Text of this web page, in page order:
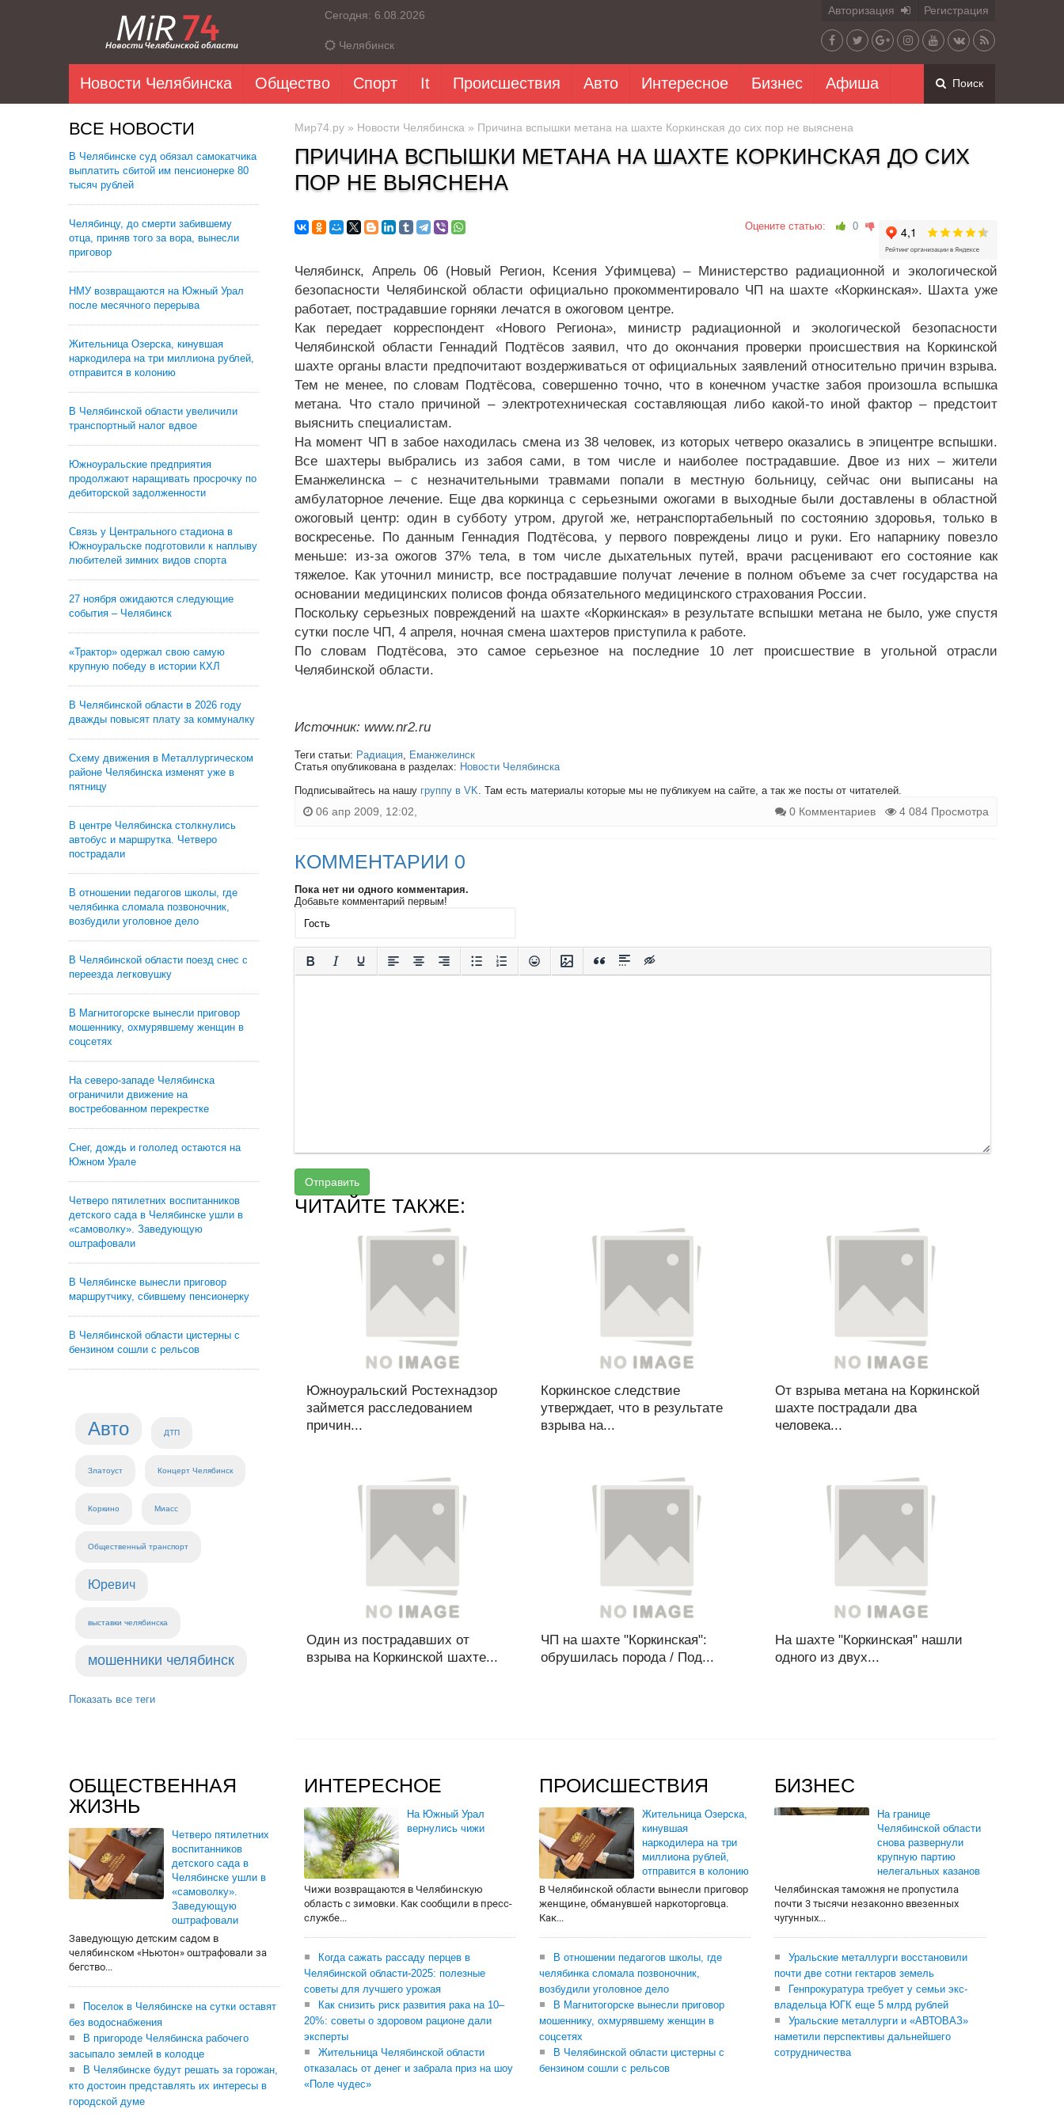
Сегодня: 6.08.2026
Челябинск
Авторизация Регистрация
Новости Челябинска Общество Спорт It Происшествия Авто Интересное Бизнес Афиша Поиск
ВСЕ НОВОСТИ
В Челябинске суд обязал самокатчика
выплатить сбитой им пенсионерке 80
тысяч рублей
Челябинцу, до смерти забившему
отца, приняв того за вора, вынесли
приговор
НМУ возвращаются на Южный Урал
после месячного перерыва
Жительница Озерска, кинувшая
наркодилера на три миллиона рублей,
отправится в колонию
В Челябинской области увеличили
транспортный налог вдвое
Южноуральские предприятия
продолжают наращивать просрочку по
дебиторской задолженности
Связь у Центрального стадиона в
Южноуральске подготовили к наплыву
любителей зимних видов спорта
27 ноября ожидаются следующие
события – Челябинск
«Трактор» одержал свою самую
крупную победу в истории КХЛ
В Челябинской области в 2026 году
дважды повысят плату за коммуналку
Схему движения в Металлургическом
районе Челябинска изменят уже в
пятницу
В центре Челябинска столкнулись
автобус и маршрутка. Четверо
пострадали
В отношении педагогов школы, где
челябинка сломала позвоночник,
возбудили уголовное дело
В Челябинской области поезд снес с
переезда легковушку
В Магнитогорске вынесли приговор
мошеннику, охмурявшему женщин в
соцсетях
На северо-западе Челябинска
ограничили движение на
востребованном перекрестке
Снег, дождь и гололед остаются на
Южном Урале
Четверо пятилетних воспитанников
детского сада в Челябинске ушли в
«самоволку». Заведующую
оштрафовали
В Челябинске вынесли приговор
маршрутчику, сбившему пенсионерку
В Челябинской области цистерны с
бензином сошли с рельсов
Авто ДТП
Златоуст Концерт Челябинск
Коркино Миасс
Общественный транспорт
Юревич
выставки челябинска
мошенники челябинск
Показать все теги
Мир74.ру » Новости Челябинска » Причина вспышки метана на шахте Коркинская до сих пор не выяснена
ПРИЧИНА ВСПЫШКИ МЕТАНА НА ШАХТЕ КОРКИНСКАЯ ДО СИХ
ПОР НЕ ВЫЯСНЕНА
Оцените статью: 0
Челябинск, Апрель 06 (Новый Регион, Ксения Уфимцева) – Министерство радиационной и экологической
безопасности Челябинской области официально прокомментировало ЧП на шахте «Коркинская». Шахта уже
работает, пострадавшие горняки лечатся в ожоговом центре.
Как передает корреспондент «Нового Региона», министр радиационной и экологической безопасности
Челябинской области Геннадий Подтёсов заявил, что до окончания проверки происшествия на Коркинской
шахте органы власти предпочитают воздерживаться от официальных заявлений относительно причин взрыва.
Тем не менее, по словам Подтёсова, совершенно точно, что в конечном участке забоя произошла вспышка
метана. Что стало причиной – электротехническая составляющая либо какой-то иной фактор – предстоит
выяснить специалистам.
На момент ЧП в забое находилась смена из 38 человек, из которых четверо оказались в эпицентре вспышки.
Все шахтеры выбрались из забоя сами, в том числе и наиболее пострадавшие. Двое из них – жители
Еманжелинска – с незначительными травмами попали в местную больницу, сейчас они выписаны на
амбулаторное лечение. Еще два коркинца с серьезными ожогами в выходные были доставлены в областной
ожоговый центр: один в субботу утром, другой же, нетранспортабельный по состоянию здоровья, только в
воскресенье. По данным Геннадия Подтёсова, у первого повреждены лицо и руки. Его напарнику повезло
меньше: из-за ожогов 37% тела, в том числе дыхательных путей, врачи расценивают его состояние как
тяжелое. Как уточнил министр, все пострадавшие получат лечение в полном объеме за счет государства на
основании медицинских полисов фонда обязательного медицинского страхования России.
Поскольку серьезных повреждений на шахте «Коркинская» в результате вспышки метана не было, уже спустя
сутки после ЧП, 4 апреля, ночная смена шахтеров приступила к работе.
По словам Подтёсова, это самое серьезное на последние 10 лет происшествие в угольной отрасли
Челябинской области.
Источник: www.nr2.ru
Теги статьи: Радиация, Еманжелинск
Статья опубликована в разделах: Новости Челябинска
Подписывайтесь на нашу группу в VK. Там есть материалы которые мы не публикуем на сайте, а так же посты от читателей.
06 апр 2009, 12:02, 0 Комментариев 4 084 Просмотра
КОММЕНТАРИИ 0
Пока нет ни одного комментария.
Добавьте комментарий первым!
Отправить
ЧИТАЙТЕ ТАКЖЕ:
Южноуральский Ростехнадзор
займется расследованием
причин...
Коркинское следствие
утверждает, что в результате
взрыва на...
От взрыва метана на Коркинской
шахте пострадали два
человека...
Один из пострадавших от
взрыва на Коркинской шахте...
ЧП на шахте "Коркинская":
обрушилась порода / Под...
На шахте "Коркинская" нашли
одного из двух...
ОБЩЕСТВЕННАЯ
ЖИЗНЬ
Четверо пятилетних
воспитанников
детского сада в
Челябинске ушли в
«самоволку».
Заведующую
оштрафовали
Заведующую детским садом в
челябинском «Ньютон» оштрафовали за
бегство...
Поселок в Челябинске на сутки оставят
без водоснабжения
В пригороде Челябинска рабочего
засыпало землей в колодце
В Челябинске будут решать за горожан,
кто достоин представлять их интересы в
городской думе
ИНТЕРЕСНОЕ
На Южный Урал
вернулись чижи
Чижи возвращаются в Челябинскую
область с зимовки. Как сообщили в пресс-
службе...
Когда сажать рассаду перцев в
Челябинской области-2025: полезные
советы для лучшего урожая
Как снизить риск развития рака на 10–
20%: советы о здоровом рационе дали
эксперты
Жительница Челябинской области
отказалась от денег и забрала приз на шоу
«Поле чудес»
ПРОИСШЕСТВИЯ
Жительница Озерска,
кинувшая
наркодилера на три
миллиона рублей,
отправится в колонию
В Челябинской области вынесли приговор
женщине, обманувшей наркоторговца.
Как...
В отношении педагогов школы, где
челябинка сломала позвоночник,
возбудили уголовное дело
В Магнитогорске вынесли приговор
мошеннику, охмурявшему женщин в
соцсетях
В Челябинской области цистерны с
бензином сошли с рельсов
БИЗНЕС
На границе
Челябинской области
снова развернули
крупную партию
нелегальных казанов
Челябинская таможня не пропустила
почти 3 тысячи незаконно ввезенных
чугунных...
Уральские металлурги восстановили
почти две сотни гектаров земель
Генпрокуратура требует у семьи экс-
владельца ЮГК еще 5 млрд рублей
Уральские металлурги и «АВТОВАЗ»
наметили перспективы дальнейшего
сотрудничества